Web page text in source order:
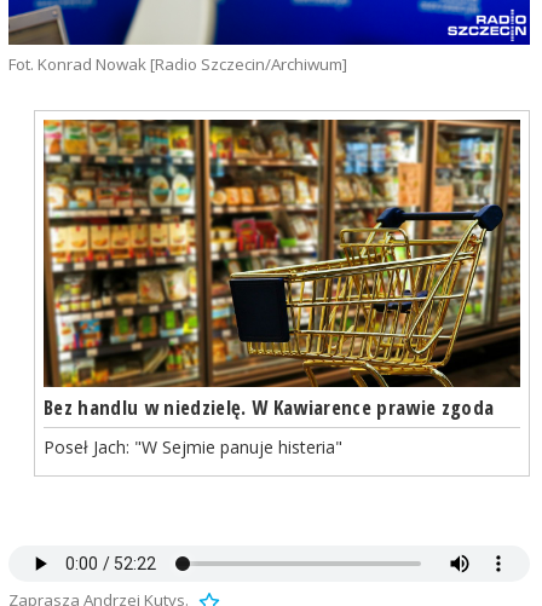
Fot. Konrad Nowak [Radio Szczecin/Archiwum]
Bez handlu w niedzielę. W Kawiarence prawie zgoda
Poseł Jach: "W Sejmie panuje histeria"
Zaprasza Andrzej Kutys.